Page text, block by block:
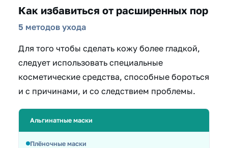
Как избавиться от расширенных пор
5 методов ухода
Для того чтобы сделать кожу более гладкой,
следует использовать специальные
косметические средства, способные бороться
и с причинами, и со следствием проблемы.
Альгинатные маски
Плёночные маски